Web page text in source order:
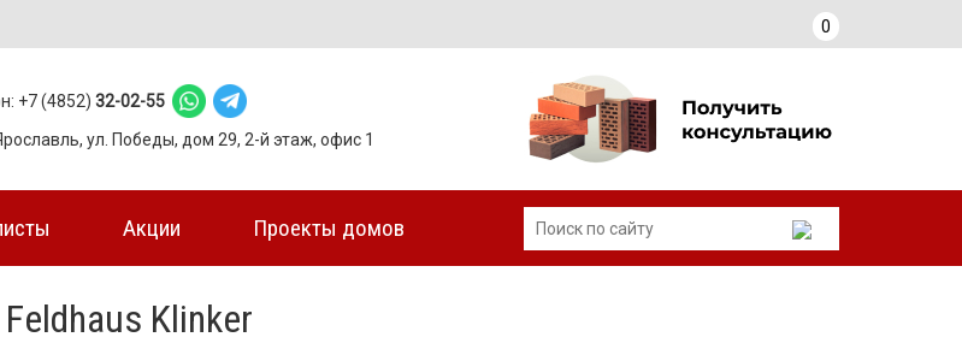
0
+7 (4852) 32-02-55
ул. Победы, дом 29, 2-й этаж, офис 1
Акции Проекты домов
Klinker